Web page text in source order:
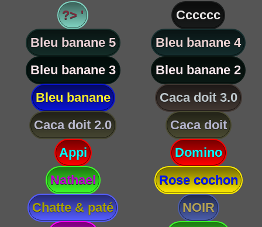
?> '
Cccccc
Bleu banane 5
Bleu banane 4
Bleu banane 3
Bleu banane 2
Bleu banane
Caca doit 3.0
Caca doit 2.0
Caca doit
Appi
Domino
Nathael
Rose cochon
Chatte & paté
NOIR